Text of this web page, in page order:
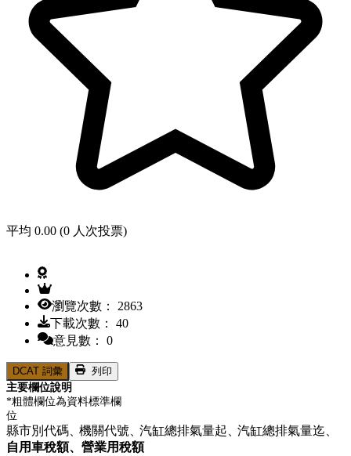
平均 0.00 (0 人次投票)
瀏覽次數： 2863
下載次數： 40
意見數： 0
DCAT 詞彙
列印
主要欄位說明
*粗體欄位為資料標準欄
位
縣市別代碼、機關代號、汽缸總排氣量起、汽缸總排氣量迄、
自用車稅額、 營業用稅額